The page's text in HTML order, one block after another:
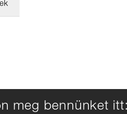
meg bennünket itt: